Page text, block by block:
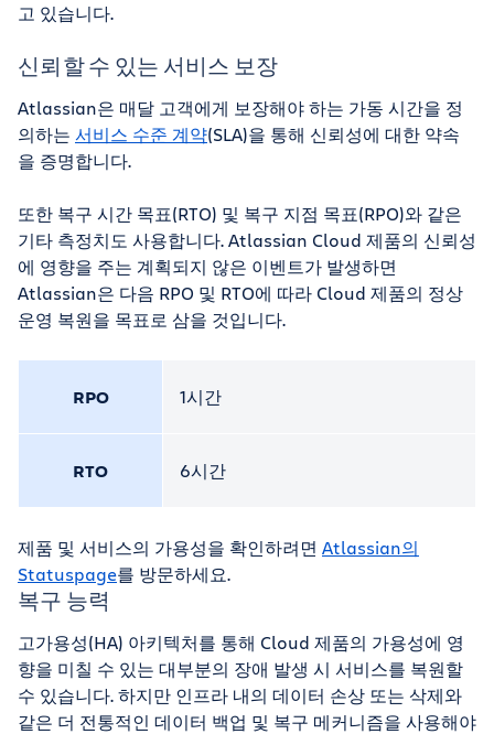
고 있습니다.
신뢰할 수 있는 서비스 보장
Atlassian은 매달 고객에게 보장해야 하는 가동 시간을 정
의하는 서비스 수준 계약(SLA)을 통해 신뢰성에 대한 약속
을 증명합니다.
또한 복구 시간 목표(RTO) 및 복구 지점 목표(RPO)와 같은
기타 측정치도 사용합니다. Atlassian Cloud 제품의 신뢰성
에 영향을 주는 계획되지 않은 이벤트가 발생하면
Atlassian은 다음 RPO 및 RTO에 따라 Cloud 제품의 정상
운영 복원을 목표로 삼을 것입니다.
RPO 1시간
RTO 6시간
제품 및 서비스의 가용성을 확인하려면 Atlassian의
Statuspage를 방문하세요.
복구 능력
고가용성(HA) 아키텍처를 통해 Cloud 제품의 가용성에 영
향을 미칠 수 있는 대부분의 장애 발생 시 서비스를 복원할
수 있습니다. 하지만 인프라 내의 데이터 손상 또는 삭제와
같은 더 전통적인 데이터 백업 및 복구 메커니즘을 사용해야